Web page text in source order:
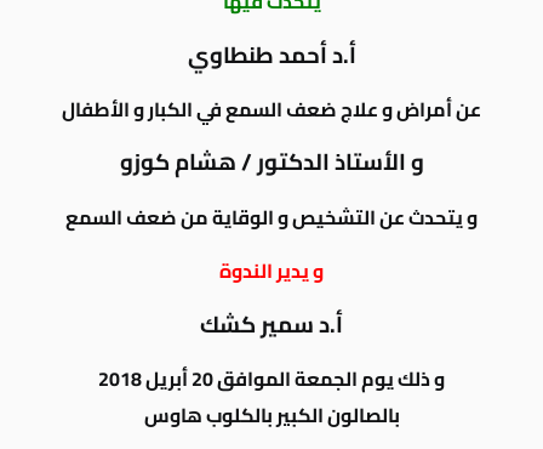
أ.د أحمد طنطاوي
عن أمراض و علاج ضعف السمع في الكبار و الأطفال
و الأستاذ الدكتور / هشام كوزو
و يتحدث عن التشخيص و الوقاية من ضعف السمع
و يدير الندوة
أ.د سمير كشك
و ذلك يوم الجمعة الموافق 20 أبريل 2018
بالصالون الكبير بالكلوب هاوس